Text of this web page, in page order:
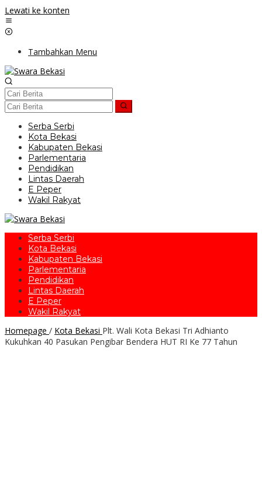
Lewati ke konten
Tambahkan Menu
Serba Serbi
Kota Bekasi
Kabupaten Bekasi
Parlementaria
Pendidikan
Lintas Daerah
E Peper
Wakil Rakyat
Serba Serbi
Kota Bekasi
Kabupaten Bekasi
Parlementaria
Pendidikan
Lintas Daerah
E Peper
Wakil Rakyat
Homepage / Kota Bekasi Plt. Wali Kota Bekasi Tri Adhianto
Kukuhkan 40 Pasukan Pengibar Bendera HUT RI Ke 77 Tahun